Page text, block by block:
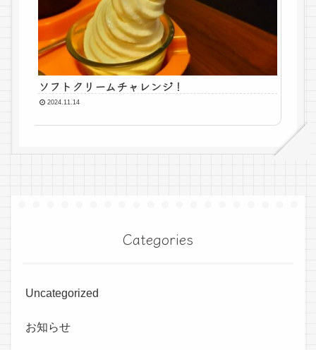
ソフトクリームチャレンジ！
2024.11.14
Categories
Uncategorized
お知らせ